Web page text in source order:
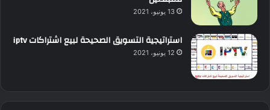
13 يونيو، 2021
استراتيجية التسويق الصحيحة لبيع اشتراكات iptv
12 يونيو، 2021